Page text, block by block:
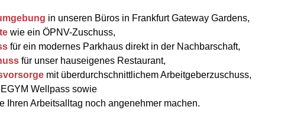
in unseren Büros in Frankfurt Gateway Gardens,
wie ein ÖPNV-Zuschuss,
für ein modernes Parkhaus direkt in der Nachbarschaft,
für unser hauseigenes Restaurant,
mit überdurchschnittlichem Arbeitgeberzuschuss,
Wellpass sowie
Ihren Arbeitsalltag noch angenehmer machen.